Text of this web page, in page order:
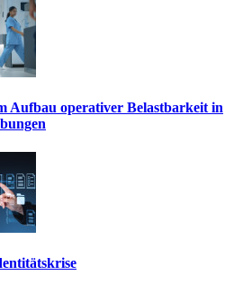
Aufbau operativer Belastbarkeit in